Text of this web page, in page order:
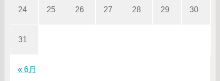
« 6月
24 25 26 27 28 29 30
31